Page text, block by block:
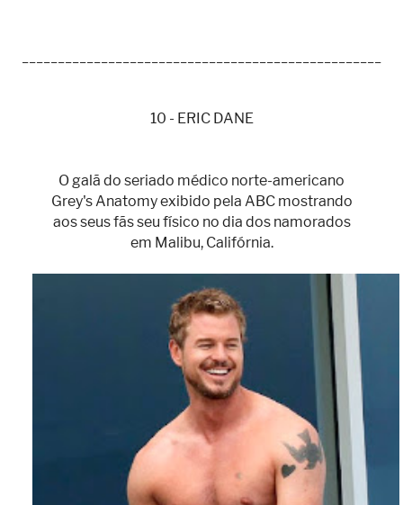
10 - ERIC DANE
O galã do seriado médico norte-americano
Grey's Anatomy exibido pela ABC mostrando
aos seus fãs seu físico no dia dos namorados
em Malibu, Califórnia.